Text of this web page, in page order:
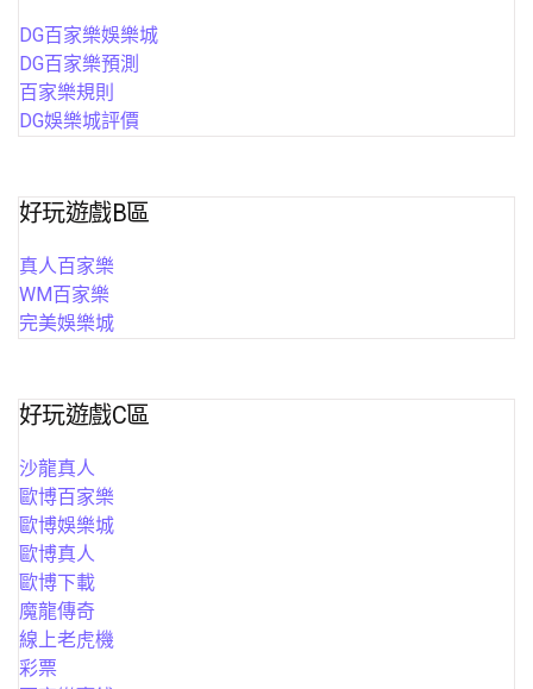
DG百家樂娛樂城
DG百家樂預測
百家樂規則
DG娛樂城評價
好玩遊戲B區
真人百家樂
WM百家樂
完美娛樂城
好玩遊戲C區
沙龍真人
歐博百家樂
歐博娛樂城
歐博真人
歐博下載
魔龍傳奇
線上老虎機
彩票